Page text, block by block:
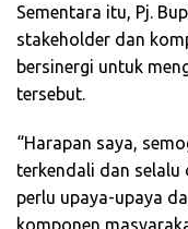
Sementara itu, Pj.
stakeholder dan
bersinergi untuk
tersebut.
“Harapan saya,
terkendali dan selalu
perlu upaya-upaya
komponen